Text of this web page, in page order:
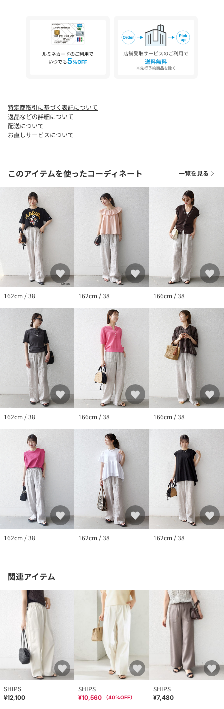
透け感：有（ヒップ部分まで裏地付）
水洗い：洗濯機可
・パンツ（品番：723-12-0059）
※モールサイトによって（ハイフン/‐）抜きでの品番表記となり
ます。
※濃色製品は、着用、洗濯時のスレで表面が毛羽立ち白っぽくな
る場合がありますのでご注意ください。
※濃色製品は、汗や雨等の水分や摩擦により、他の衣類に色移り
する場合がありますので、淡色衣服との組み合せはご注意くださ
い。
※屋外での撮影画像は、光の当たり具合で色味が多少異なって見
える場合があります。商品の色味は、スタジオでの詳細画像をご
参照ください。
※末永く愛用頂く為に、アテンションタグ・洗濯ネームを必ずご
確認の上、着用又はお取り扱い下さい。
※画像の商品はサンプルです。
特定商取引に基づく表記について
返品などの詳細について
配送について
お直しサービスについて
このアイテムを使ったコーディネート 一覧を見る
162cm / 38 162cm / 38 166cm / 38
162cm / 38 166cm / 38 166cm / 38
162cm / 38 162cm / 38 162cm / 38
関連アイテム
SHIPS
¥12,100
SHIPS
¥10,560 （40%OFF）
SHIPS
¥7,480